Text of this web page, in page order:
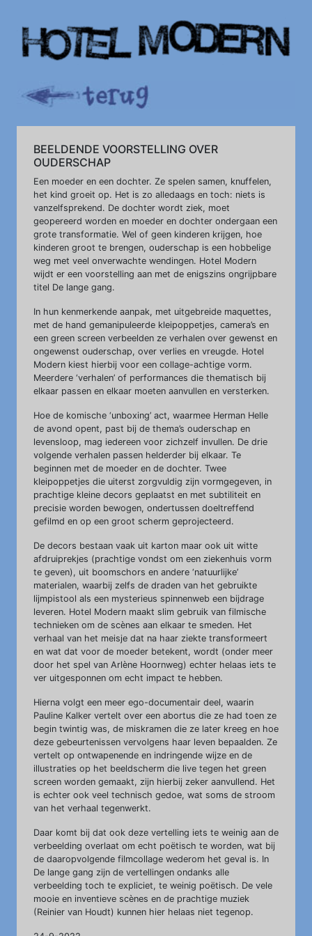
BEELDENDE VOORSTELLING OVER
OUDERSCHAP
Een moeder en een dochter. Ze spelen samen, knuffelen,
het kind groeit op. Het is zo alledaags en toch: niets is
vanzelfsprekend. De dochter wordt ziek, moet
geopereerd worden en moeder en dochter ondergaan een
grote transformatie. Wel of geen kinderen krijgen, hoe
kinderen groot te brengen, ouderschap is een hobbelige
weg met veel onverwachte wendingen. Hotel Modern
wijdt er een voorstelling aan met de enigszins ongrijpbare
titel De lange gang.
In hun kenmerkende aanpak, met uitgebreide maquettes,
met de hand gemanipuleerde kleipoppetjes, camera’s en
een green screen verbeelden ze verhalen over gewenst en
ongewenst ouderschap, over verlies en vreugde. Hotel
Modern kiest hierbij voor een collage-achtige vorm.
Meerdere ‘verhalen’ of performances die thematisch bij
elkaar passen en elkaar moeten aanvullen en versterken.
Hoe de komische ‘unboxing’ act, waarmee Herman Helle
de avond opent, past bij de thema’s ouderschap en
levensloop, mag iedereen voor zichzelf invullen. De drie
volgende verhalen passen helderder bij elkaar. Te
beginnen met de moeder en de dochter. Twee
kleipoppetjes die uiterst zorgvuldig zijn vormgegeven, in
prachtige kleine decors geplaatst en met subtiliteit en
precisie worden bewogen, ondertussen doeltreffend
gefilmd en op een groot scherm geprojecteerd.
De decors bestaan vaak uit karton maar ook uit witte
afdruiprekjes (prachtige vondst om een ziekenhuis vorm
te geven), uit boomschors en andere ‘natuurlijke’
materialen, waarbij zelfs de draden van het gebruikte
lijmpistool als een mysterieus spinnenweb een bijdrage
leveren. Hotel Modern maakt slim gebruik van filmische
technieken om de scènes aan elkaar te smeden. Het
verhaal van het meisje dat na haar ziekte transformeert
en wat dat voor de moeder betekent, wordt (onder meer
door het spel van Arlène Hoornweg) echter helaas iets te
ver uitgesponnen om echt impact te hebben.
Hierna volgt een meer ego-documentair deel, waarin
Pauline Kalker vertelt over een abortus die ze had toen ze
begin twintig was, de miskramen die ze later kreeg en hoe
deze gebeurtenissen vervolgens haar leven bepaalden. Ze
vertelt op ontwapenende en indringende wijze en de
illustraties op het beeldscherm die live tegen het green
screen worden gemaakt, zijn hierbij zeker aanvullend. Het
is echter ook veel technisch gedoe, wat soms de stroom
van het verhaal tegenwerkt.
Daar komt bij dat ook deze vertelling iets te weinig aan de
verbeelding overlaat om echt poëtisch te worden, wat bij
de daaropvolgende filmcollage wederom het geval is. In
De lange gang zijn de vertellingen ondanks alle
verbeelding toch te expliciet, te weinig poëtisch. De vele
mooie en inventieve scènes en de prachtige muziek
(Reinier van Houdt) kunnen hier helaas niet tegenop.